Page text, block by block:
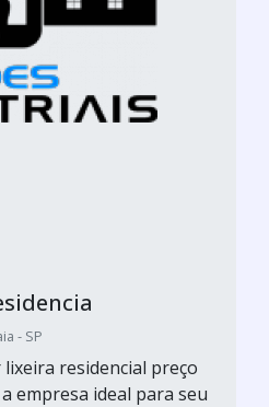
- SP
residencial preço
empresa ideal para seu